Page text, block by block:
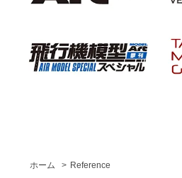
ホーム > Reference